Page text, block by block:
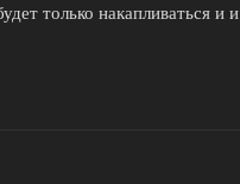
только накапливаться и